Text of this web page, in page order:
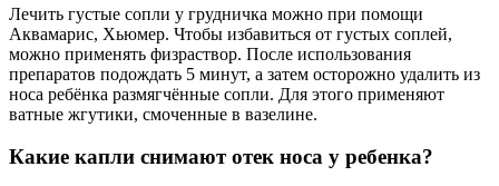
Лечить густые сопли у грудничка можно при помощи
Аквамарис, Хьюмер. Чтобы избавиться от густых соплей,
можно применять физраствор. После использования
препаратов подождать 5 минут, а затем осторожно удалить из
носа ребёнка размягчённые сопли. Для этого применяют
ватные жгутики, смоченные в вазелине.
Какие капли снимают отек носа у ребенка?